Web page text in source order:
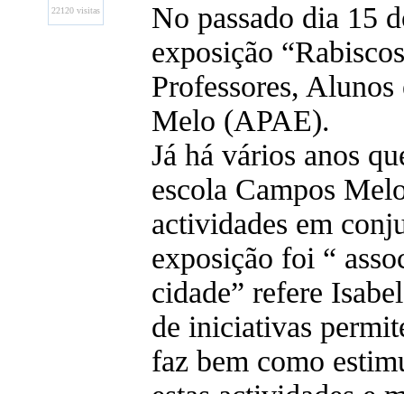
22120 visitas
No passado dia 15
exposição
Professores,
Melo (APAE).
Já há vários anos
escola Campos
actividades em
exposição foi “
cidade” refere
de iniciativas
faz bem como